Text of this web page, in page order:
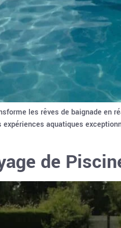
les rêves de baignade
aquatiques
de